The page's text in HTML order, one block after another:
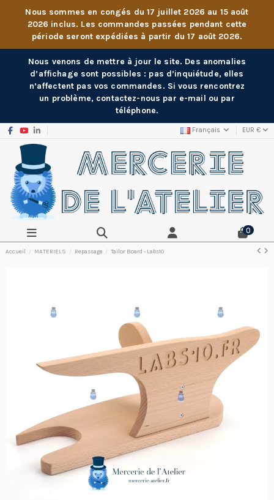
Nous sommes en congés du 17 juillet 2026 au 15 août
2026 inclus. Les commandes passées pendant cette
période seront expédiées à partir du 17 août 2026.
Nous venons de mettre à jour le site. Des anomalies
d’affichage sont possibles : pas d’inquiétude, elles
n’affectent pas vos commandes. Si vous rencontrez
un problème, contactez-nous par e-mail ou par
téléphone.
Français EUR €
0
Accueil MATERIELS Repassage Tailor Board - Labs10